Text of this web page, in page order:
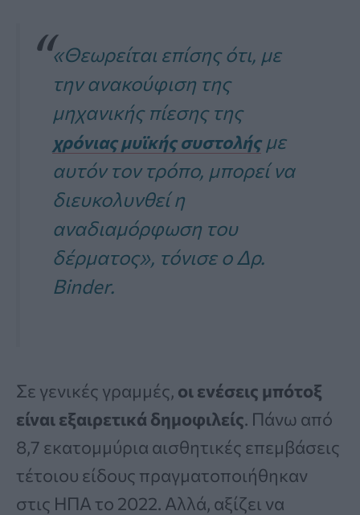
«Θεωρείται επίσης ότι, με
την ανακούφιση της
μηχανικής πίεσης της
χρόνιας μυϊκής συστολήςμε
αυτόν τον τρόπο, μπορεί να
διευκολυνθεί η
αναδιαμόρφωση του
δέρματος», τόνισε ο Δρ.
Binder.
Σε γενικές γραμμές, οι ενέσεις μπότοξ
είναι εξαιρετικά δημοφιλείς. Πάνω από
8,7 εκατομμύρια αισθητικές επεμβάσεις
τέτοιου είδους πραγματοποιήθηκαν
στις ΗΠΑ το 2022. Αλλά, αξίζει να